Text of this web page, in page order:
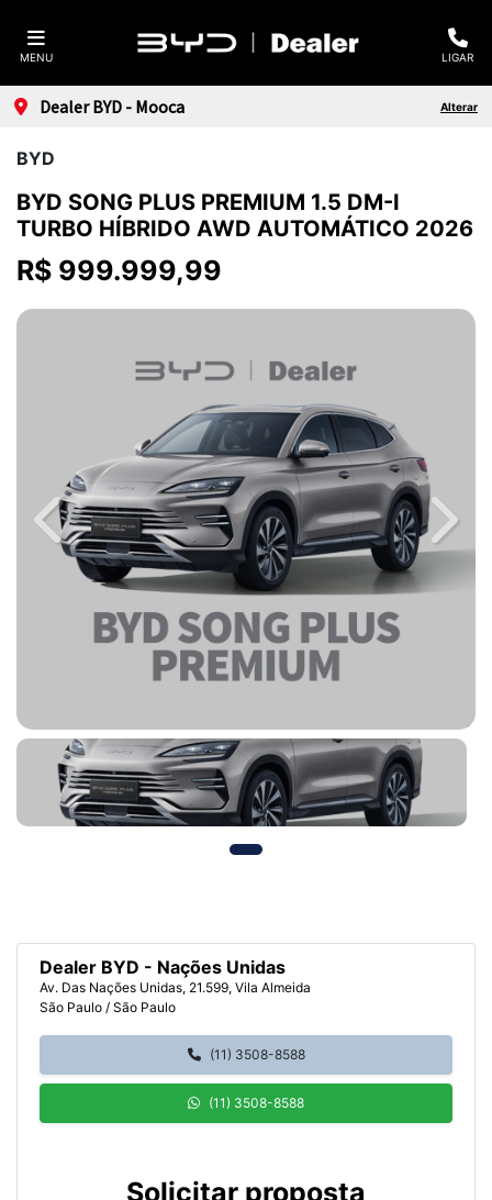
MENU LIGAR
Dealer BYD - Mooca Alterar
BYD
BYD SONG PLUS PREMIUM 1.5 DM-I
TURBO HÍBRIDO AWD AUTOMÁTICO 2026
R$ 999.999,99
Previous Next
Dealer BYD - Nações Unidas
Av. Das Nações Unidas, 21.599, Vila Almeida
São Paulo / São Paulo
(11) 3508-8588
(11) 3508-8588
Solicitar proposta